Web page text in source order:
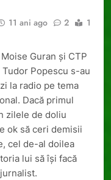
11 ani ago 2
1
Guran și CTP
Popescu s-au
la radio pe tema
Dacă primul
zilele de doliu
ok să ceri demisii
cel de-al doilea
lui să își facă